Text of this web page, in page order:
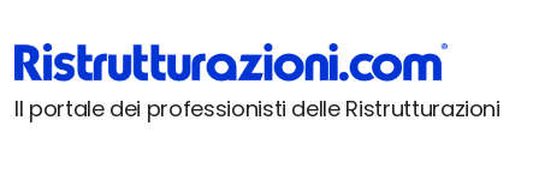
Il portale dei professionisti delle Ristrutturazioni